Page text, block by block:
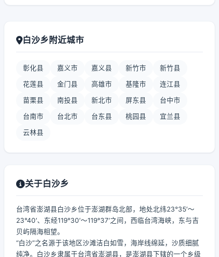
白沙乡附近城市
彰化县 嘉义市 嘉义县 新竹市 新竹县
花莲县 金门县 高雄市 基隆市 连江县
苗栗县 南投县 新北市 屏东县 台中市
台南市 台北市 台东县 桃园县 宜兰县
云林县
关于白沙乡
台湾省澎湖县白沙乡位于澎湖群岛北部，地处北纬23°35′～
23°40′、东经119°30′～119°37′之间，西临台湾海峡，东与吉
贝屿隔海相望。
“白沙”之名源于该地区沙滩洁白如雪，海岸线绵延，沙质细腻
纯净。白沙乡隶属于台湾省澎湖县，是澎湖县下辖的一个乡级